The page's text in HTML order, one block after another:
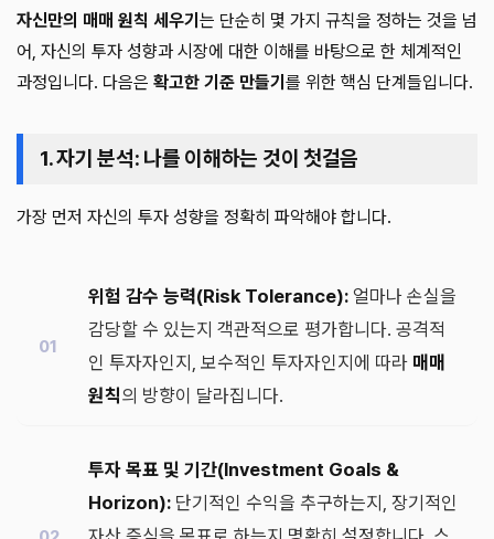
자신만의 매매 원칙 세우기 는 단순히 몇 가지 규칙을 정하는 것을 넘
어, 자신의 투자 성향과 시장에 대한 이해를 바탕으로 한 체계적인
과정입니다. 다음은 확고한 기준 만들기 를 위한 핵심 단계들입니다.
1. 자기 분석: 나를 이해하는 것이 첫걸음
가장 먼저 자신의 투자 성향을 정확히 파악해야 합니다.
위험 감수 능력(Risk Tolerance): 얼마나 손실을
감당할 수 있는지 객관적으로 평가합니다. 공격적
인 투자자인지, 보수적인 투자자인지에 따라 매매
원칙의 방향이 달라집니다.
투자 목표 및 기간(Investment Goals &
Horizon): 단기적인 수익을 추구하는지, 장기적인